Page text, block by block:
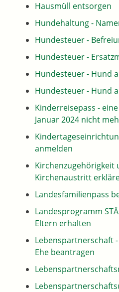
Hausmüll entsorgen
Hundehaltung -
Hundesteuer -
Hundesteuer -
Hundesteuer - Hund
Hundesteuer - Hund
Kinderreisepass -
Januar 2024 nicht
anmelden
Kirchenzugehörigkeit
Kirchenaustritt
Landesfamilienpass
Landesprogramm
Eltern erhalten
Lebenspartnerschaft
Ehe beantragen